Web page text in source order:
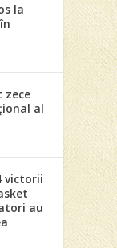
la
zece
al
victorii
au